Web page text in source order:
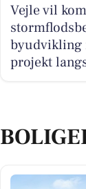
Vejle vil
byudvikling
projekt